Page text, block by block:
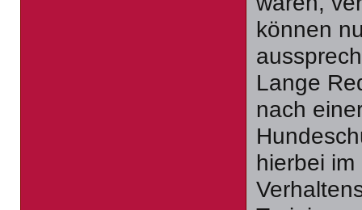
können
Lange
nach
hierbei im